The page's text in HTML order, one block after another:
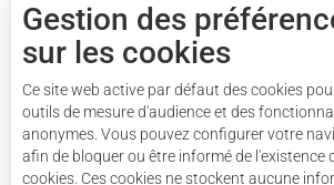
Contact
+33(0)2 57 56 03
Gestion des
sur les cookies
Ce site web active par défaut des cookies
outils de mesure d'audience et des
anonymes. Vous pouvez configurer votre
afin de bloquer ou être informé de l'existence
cookies. Ces cookies ne stockent aucune